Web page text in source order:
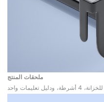
ملحقات المنتج